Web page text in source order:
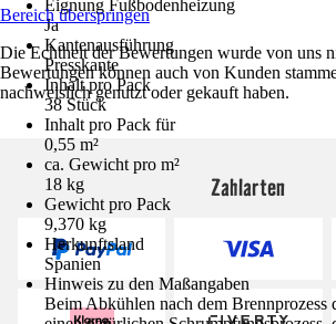
Eignung Fußbodenheizung
Ja
Kantenausführung
Presskante
Inhalt pro Pack
38 Stück
Inhalt pro Pack für
0,55 m²
ca. Gewicht pro m²
18 kg
Gewicht pro Pack
9,370 kg
Herkunftsland
Spanien
Hinweis zu den Maßangaben
Beim Abkühlen nach dem Brennprozess
Bereich überspringen
Die Echtheit der Bewertungen wurde von uns
Bewertungen können auch von Kunden
nachweislich genutzt oder gekauft haben.
Zahlarten